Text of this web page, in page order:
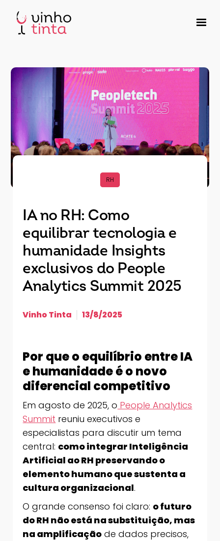
RH
IA no RH: Como
equilibrar tecnologia e
humanidade Insights
exclusivos do People
Analytics Summit 2025
Vinho Tinta 13/8/2025
Por que o equilíbrio entre IA
e humanidade é o novo
diferencial competitivo
Em agosto de 2025, o People Analytics
Summit reuniu executivos e
especialistas para discutir um tema
central: como integrar Inteligência
Artificial ao RH preservando o
elemento humano que sustenta a
cultura organizacional.
O grande consenso foi claro: o futuro
do RH não está na substituição, mas
na amplificação de dados precisos,